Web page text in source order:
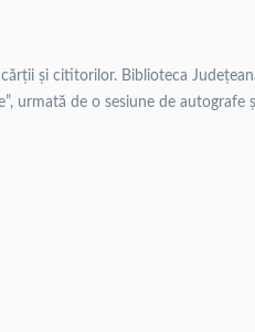
și cititorilor. Biblioteca
urmată de o sesiune de